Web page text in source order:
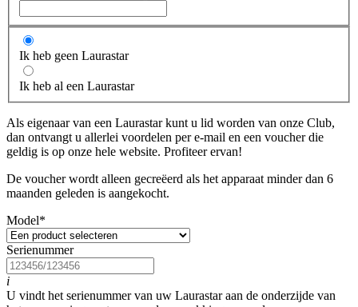
Ik heb geen Laurastar
Ik heb al een Laurastar
Als eigenaar van een Laurastar kunt u lid worden van onze Club,
dan ontvangt u allerlei voordelen per e-mail en een voucher die
geldig is op onze hele website. Profiteer ervan!
De voucher wordt alleen gecreëerd als het apparaat minder dan 6
maanden geleden is aangekocht.
Model*
Serienummer
i
U vindt het serienummer van uw Laurastar aan de onderzijde van